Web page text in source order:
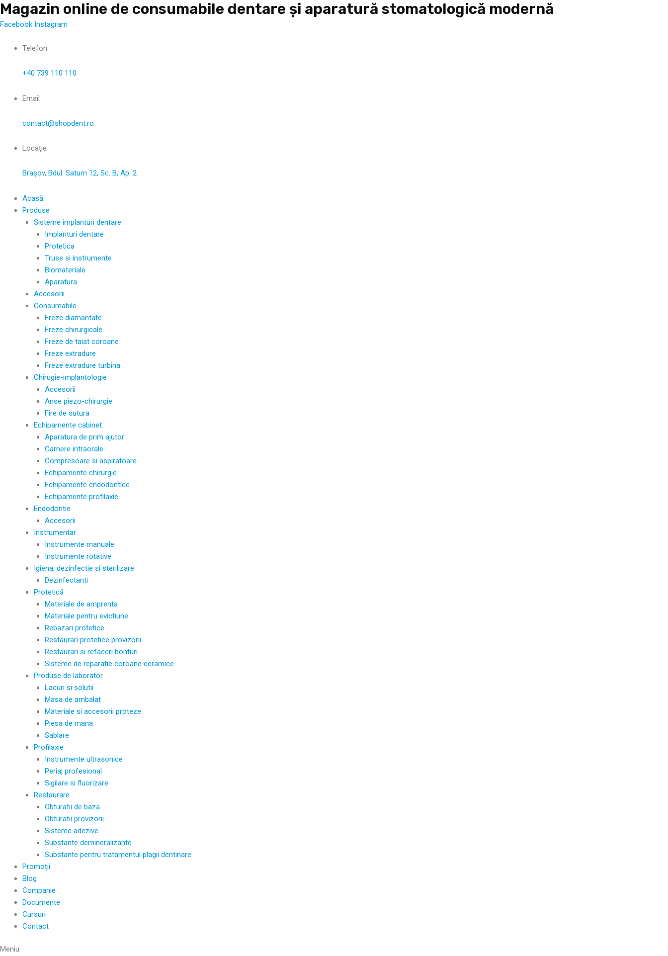
Skip
content
Magazin online de consumabile dentare și aparatură stomatologică modernă
Facebook Instagram
Telefon
+40 739 110 110
Email
contact@shopdent.ro
Locație
Brașov, Bdul. Saturn 12, Sc. B, Ap. 2
Acasă
Produse
Sisteme implanturi dentare
Implanturi dentare
Protetica
Truse si instrumente
Biomateriale
Aparatura
Accesorii
Consumabile
Freze diamantate
Freze chirurgicale
Freze de taiat coroane
Freze extradure
Freze extradure turbina
Chirugie-implantologie
Accesorii
Anse piezo-chirurgie
Fire de sutura
Echipamente cabinet
Aparatura de prim ajutor
Camere intraorale
Compresoare si aspiratoare
Echipamente chirurgie
Echipamente endodontice
Echipamente profilaxie
Endodontie
Accesorii
Instrumentar
Instrumente manuale
Instrumente rotative
Igiena, dezinfectie si sterilizare
Dezinfectanti
Protetică
Materiale de amprenta
Materiale pentru evictiune
Rebazari protetice
Restaurari protetice provizorii
Restaurari si refaceri bonturi
Sisteme de reparatie coroane ceramice
Produse de laborator
Lacuri si solutii
Masa de ambalat
Materiale si accesorii proteze
Piesa de mana
Sablare
Profilaxie
Instrumente ultrasonice
Periaj profesional
Sigilare si fluorizare
Restaurare
Obturatii de baza
Obturatii provizorii
Sisteme adezive
Substante demineralizante
Substante pentru tratamentul plagii dentinare
Promoții
Blog
Companie
Documente
Cursuri
Contact
Meniu